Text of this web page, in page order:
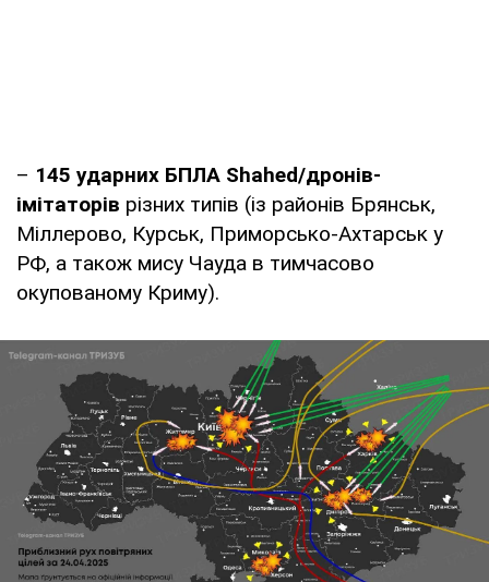
– 145 ударних БПЛА Shahed/дронів-
імітаторів різних типів (із районів Брянськ,
Міллерово, Курськ, Приморсько-Ахтарськ у
РФ, а також мису Чауда в тимчасово
окупованому Криму).